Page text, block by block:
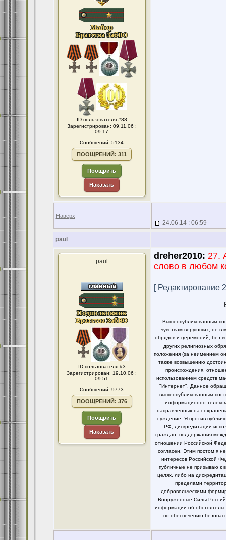
ID пользователя #88
Зарегистрирован: 09.11.06 :
09:17
Сообщений: 5134
ПООЩРЕНИЙ: 311
Поощрить
Наказать
Наверх
24.06.14 : 06:59
paul
paul
ID пользователя #3
Зарегистрирован: 19.10.06 :
09:51
Сообщений: 9773
ПООЩРЕНИЙ: 376
Поощрить
Наказать
dreher2010: 27.
слово в любом
[ Редактирование
Вышеопубликованным
чувствам верующих, не в
обрядов и церемоний, без
других религиозных
положения (за неимением
также возвышению
происхождения,
использованием средств
"Интернет". Данное
вышеопубликованным
информационно-
направленных на
суждение. Я против
РФ, дискредитации
граждан, поддержания
отношении Российской
согласен. Этим постом я
интересов Российской
публичные не призываю к
целях, либо на
пределами
добровольческими
Вооруженные Силы
информации об
по обеспечению